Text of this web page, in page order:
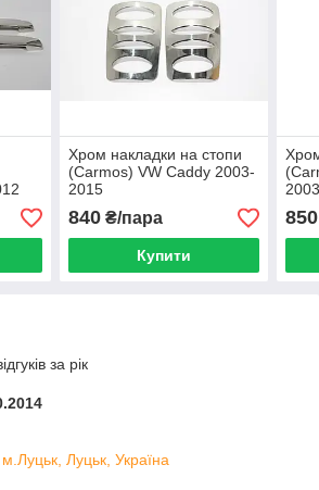
Хром накладки на стопи
(Carmos) VW Caddy 2003-
2015
840₴/пара
Купити
850
за рік
Луцьк, Україна